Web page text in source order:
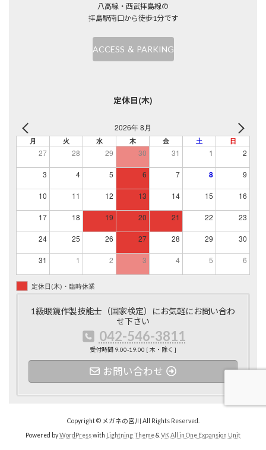
八高線・西武拝島線の
拝島駅南口から徒歩1分です
ACCESS ＆ PARKING
定休日(木)
2026年 8月
月 火 水 木 金 土 日
27 28 29 30 31 1 2
3 4 5 6 7 8 9
10 11 12 13 14 15 16
17 18 19 20 21 22 23
24 25 26 27 28 29 30
31 1 2 3 4 5 6
定休日(木)・臨時休業
1級眼鏡作製技能士（国家検定）にお気軽にお問い合わ
せ下さい
042-546-3811
受付時間 9:00-19:00 [ 木・除く ]
お問い合わせ
Copyright © メガネの宮川 All Rights Reserved.
Powered byWordPresswith Lightning Theme& VK All in One Expansion Unit